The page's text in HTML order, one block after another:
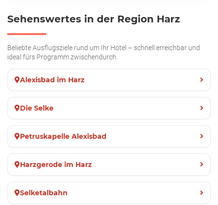
Sehenswertes in der Region Harz
Beliebte Ausflugsziele rund um Ihr Hotel – schnell erreichbar und
ideal fürs Programm zwischendurch.
Alexisbad im Harz
Die Selke
Petruskapelle Alexisbad
Harzgerode im Harz
Selketalbahn